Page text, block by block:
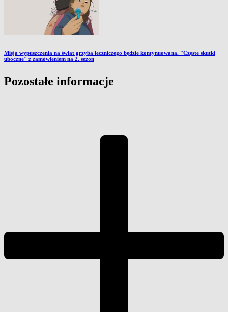
Misja wypuszczenia na świat grzyba leczniczego będzie kontynuowana. "Częste skutki
uboczne" z zamówieniem na 2. sezon
Pozostałe informacje